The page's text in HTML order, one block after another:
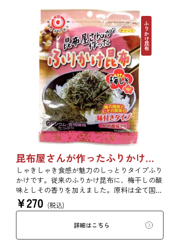
ふりかけ昆布
昆布屋さんが作ったふりかけ昆布梅しそ 25g 単品 5袋セット 20袋セット 6834
しゃきしゃき食感が魅力のしっとりタイプふり
かけです。従来のふりかけ昆布に、梅干しの酸
味としその香りを加えました。原料は全て国内
産を使用し、梅は和歌山県紀州産を使用してい
ます。梅干しらしい味と風味にこだわりまし
¥270 (税込)
詳細はこちら